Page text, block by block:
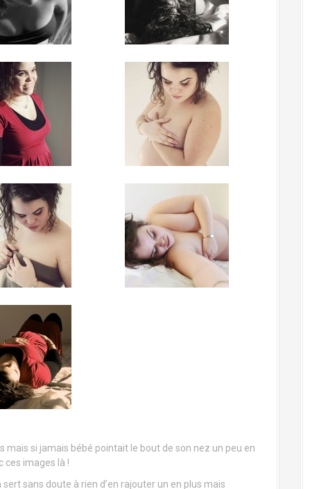
mais si jamais bébé pointait le bout de son nez un peu en
ces images là !
sans doute à rien d’en rajouter un en plus mais